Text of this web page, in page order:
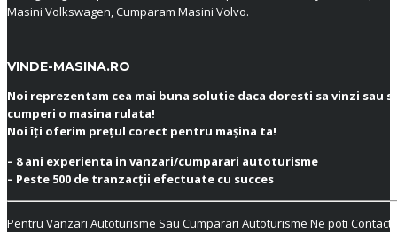
Masini Volkswagen, Cumparam Masini Volvo.
VINDE-MASINA.RO
Noi reprezentam cea mai buna solutie daca doresti sa vinzi sau
cumperi o masina rulata!
Noi îți oferim prețul corect pentru mașina ta!
– 8 ani experienta in vanzari/cumparari autoturisme
– Peste 500 de tranzacții efectuate cu succes
Pentru Vanzari Autoturisme Sau Cumparari Autoturisme Ne poti